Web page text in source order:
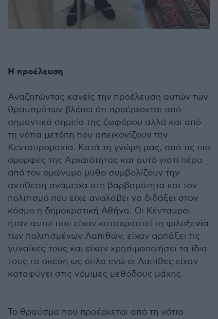
Η προέλευση
Αναζητώντας κανείς την προέλευση αυτών των
θραυσμάτων βλέπει ότι προέρχονται από
σημαντικά σημεία της ζωφόρου αλλά και από
τη νότια μετόπη που απεικονίζουν την
Κενταυρομαχία. Κατά τη γνώμη μας, από τις πιο
όμορφες της Αρχαιότητας και αυτό γιατί πέρα
από τον ομώνυμο μύθο συμβολίζουν την
αντίθεση ανάμεσα στη βαρβαρότητα και τον
πολιτισμό που είχε αναλάβει να διδάξει στον
κόσμο η δημοκρατική Αθήνα. Οι Κένταυροι
ήταν αυτοί που είχαν καταχραστεί τη φιλοξενία
των πολιτισμένων Λαπιθών, είχαν αρπάξει τις
γυναίκες τους και είχαν χρησιμοποιήσει τα ίδια
τους τα σκεύη ως όπλα ενώ οι Λαπίθες είχαν
καταφύγει στις νόμιμες μεθόδους μάχης.
Το θραύσμα που προέρχεται από τη νότια